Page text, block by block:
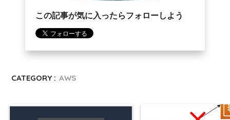
この記事が気に入ったらフォローしよう
CATEGORY : AWS